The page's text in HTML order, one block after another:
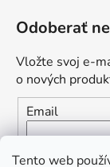
Tento web
Odoberať
Vložte svoj e-
o nových
Email
Vložením e-